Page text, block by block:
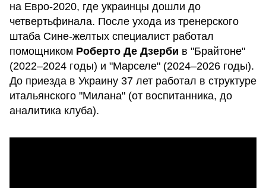
на Евро-2020, где украинцы дошли до
четвертьфинала. После ухода из тренерского
штаба Сине-желтых специалист работал
помощником Роберто Де Дзерби в "Брайтоне"
(2022–2024 годы) и "Марселе" (2024–2026 годы).
До приезда в Украину 37 лет работал в структуре
итальянского "Милана" (от воспитанника, до
аналитика клуба).